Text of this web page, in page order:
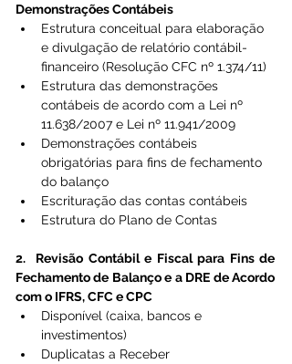
Demonstrações Contábeis
Estrutura conceitual para elaboração
e divulgação de relatório contábil-
financeiro (Resolução CFC nº 1.374/11)
Estrutura das demonstrações
contábeis de acordo com a Lei nº
11.638/2007 e Lei nº 11.941/2009
Demonstrações contábeis
obrigatórias para fins de fechamento
do balanço
Escrituração das contas contábeis
Estrutura do Plano de Contas
2.  Revisão Contábil e Fiscal para Fins de
Fechamento de Balanço e a DRE de Acordo
com o IFRS, CFC e CPC
Disponível (caixa, bancos e
investimentos)
Duplicatas a Receber